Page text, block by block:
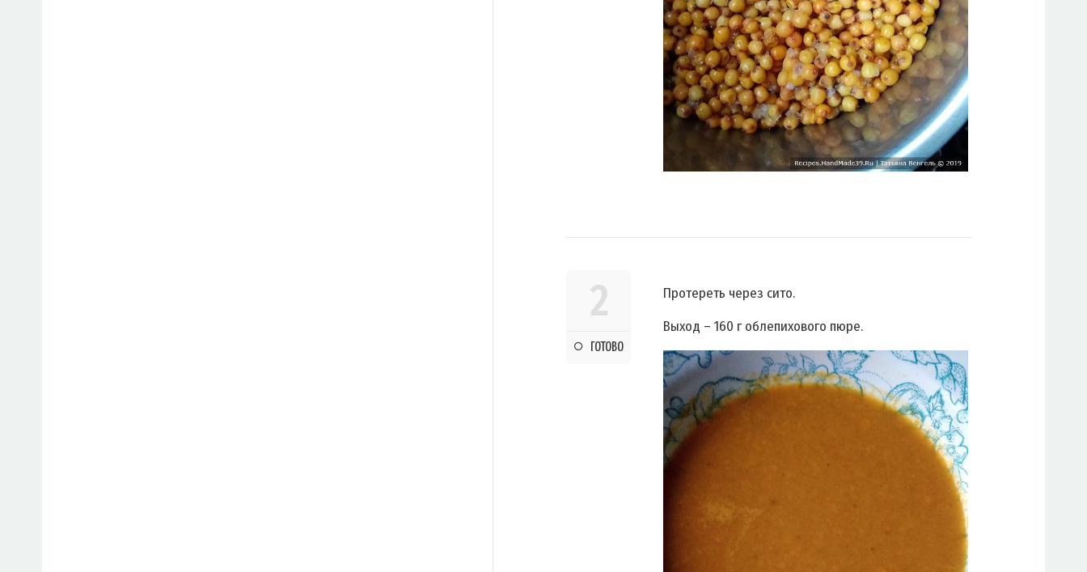
2
ГОТОВО
Протереть через сито.
Выход – 160 г облепихового пюре.